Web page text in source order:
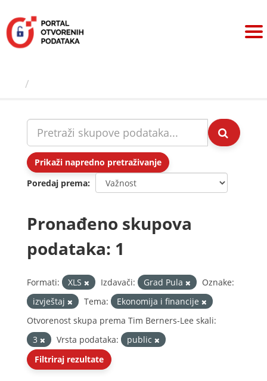
sadržaj
Prikaži napredno pretraživanje
Poredaj prema
Pronađeno skupova
podataka: 1
Formati: XLS Izdavači: Grad Pula
Oznake:
izvještaj
Tema:
Ekonomija i financije
Otvorenost skupa prema Tim Berners-Lee skali:
3
Vrsta podataka:
public
Filtriraj rezultate